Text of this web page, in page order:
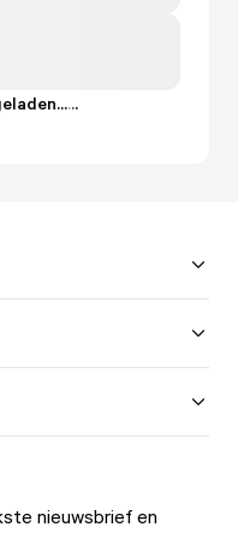
...
nieuwsbrief en